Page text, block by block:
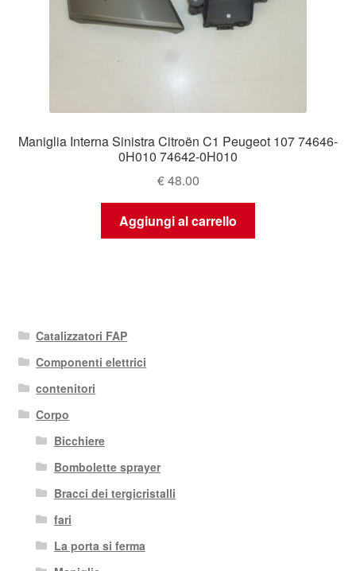
Maniglia Interna Sinistra Citroën C1 Peugeot 107 74646-
0H010 74642-0H010
€48.00
Aggiungi al carrello
Catalizzatori FAP
Componenti elettrici
contenitori
Corpo
Bicchiere
Bombolette sprayer
Bracci dei tergicristalli
fari
La porta si ferma